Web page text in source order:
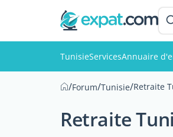
TunisieServicesAnnuaire
/Forum/Tunisie/Retraite
Retraite